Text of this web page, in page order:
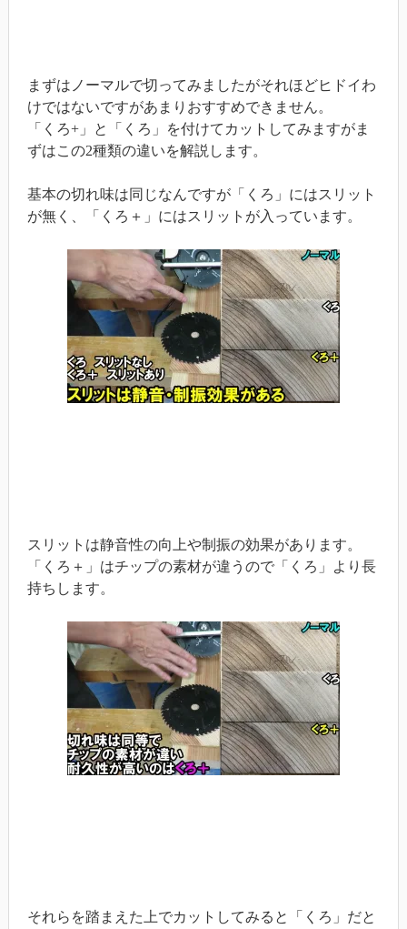
まずはノーマルで切ってみましたがそれほどヒドイわ
けではないですがあまりおすすめできません。
「くろ+」と「くろ」を付けてカットしてみますがま
ずはこの2種類の違いを解説します。
基本の切れ味は同じなんですが「くろ」にはスリット
が無く、「くろ＋」にはスリットが入っています。
スリットは静音性の向上や制振の効果があります。
「くろ＋」はチップの素材が違うので「くろ」より長
持ちします。
それらを踏まえた上でカットしてみると「くろ」だと